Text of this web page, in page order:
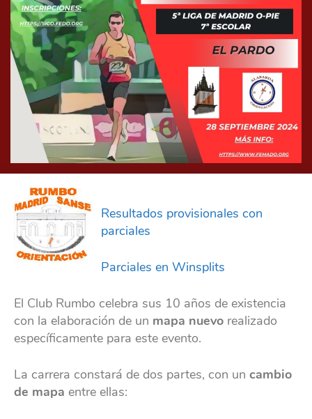
Resultados provisionales con
parciales
Parciales en Winsplits
El Club Rumbo celebra sus 10 años de existencia
con la elaboración de un mapa nuevo realizado
específicamente para este evento.
La carrera constará de dos partes, con un cambio
de mapa entre ellas: